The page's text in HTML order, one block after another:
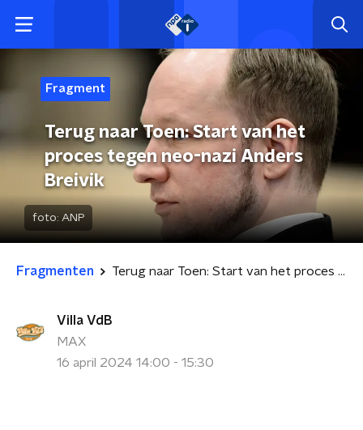
Fragment
Terug naar Toen: Start van het
proces tegen neo-nazi Anders
Breivik
foto: ANP
Fragmenten Terug naar Toen: Start van het proces tegen neo-nazi Anders Breivik
Villa VdB
MAX
16 april 2024 14:00 - 15:30